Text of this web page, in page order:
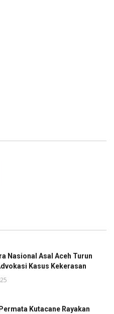
Nasional Asal Aceh Turun
Kasus Kekerasan
Kutacane Rayakan